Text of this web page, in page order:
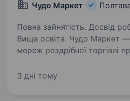
Чудо Маркет
Повна зайнятість. Досвід
Вища освіта. Чудо Маркет — одна з провідних
мереж роздрібної торгівлі
Регіонального керуючого.
3 дні тому